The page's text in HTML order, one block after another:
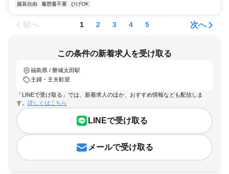
服装自由
履歴書不要 ひげOK
前へ 1 2 3 4 5 次へ
この条件の新着求人を受け取る
福島県 / 磐城太田駅
主婦・主夫歓迎
「LINEで受け取る」では、新着求人のほか、おすすめ情報なども配信しま
す。 詳しくはこちら
LINEで受け取る
メールで受け取る